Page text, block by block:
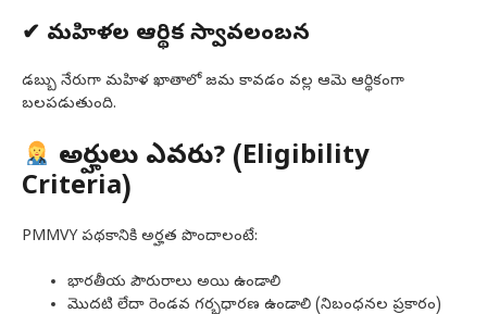
✔ మహిళల ఆర్థిక స్వావలంబన
డబ్బు నేరుగా మహిళ ఖాతాలో జమ కావడం వల్ల ఆమె ఆర్థికంగా
బలపడుతుంది.
అర్హులు ఎవరు? (Eligibility
Criteria)
PMMVY పథకానికి అర్హత పొందాలంటే:
భారతీయ పౌరురాలు అయి ఉండాలి
మొదటి లేదా రెండవ గర్భధారణ ఉండాలి (నిబంధనల ప్రకారం)